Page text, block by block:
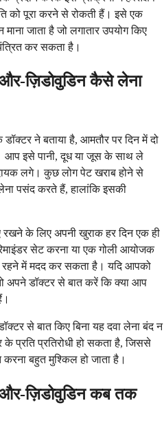
को पूरा करने से रोकती हैं। इसे एक
जाता है जो लगातार उपयोग किए
कर सकता है।
और-ज़िडोवुडिन कैसे लेना
ने बताया है, आमतौर पर दिन में दो
आप इसे पानी, दूध या जूस के साथ ले
लगे। कुछ लोग पेट खराब होने से
पसंद करते हैं, हालांकि इसकी
रखने के लिए अपनी खुराक हर दिन एक ही
सेट करना या एक गोली आयोजक
में मदद कर सकता है। यदि आपको
अपने डॉक्टर से बात करें कि क्या आप
से बात किए बिना यह दवा लेना बंद न
प्रतिरोधी हो सकता है, जिससे
बहुत मुश्किल हो जाता है।
और-ज़िडोवुडिन कब तक